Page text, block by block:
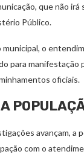
que não
Público.
municipal, o
para manifestação
oficiais.
avançam, a
com o